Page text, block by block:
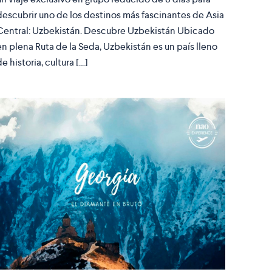
uno de los destinos más fascinantes de Asia
Uzbekistán. Descubre Uzbekistán Ubicado
plena Ruta de la Seda, Uzbekistán es un país lleno
historia, cultura […]